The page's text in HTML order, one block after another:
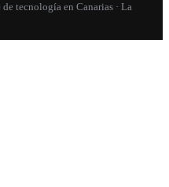
tecnología en Canarias · La